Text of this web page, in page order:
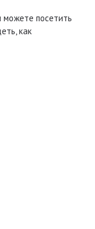
можете посетить
как